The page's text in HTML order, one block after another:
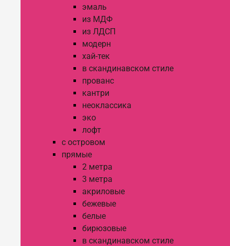
эмаль
из МДФ
из ЛДСП
модерн
хай-тек
в скандинавском стиле
прованс
кантри
неоклассика
эко
лофт
с островом
прямые
2 метра
3 метра
акриловые
бежевые
белые
бирюзовые
в скандинавском стиле